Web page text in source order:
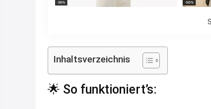
Inhaltsverzeichnis
🌟 So funktioniert’s: